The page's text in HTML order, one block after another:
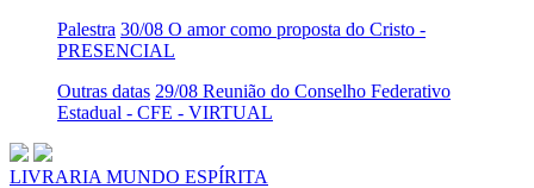
Palestra 30/08 O amor como proposta do Cristo -
PRESENCIAL
Outras datas 29/08 Reunião do Conselho Federativo
Estadual - CFE - VIRTUAL
LIVRARIA MUNDO ESPÍRITA